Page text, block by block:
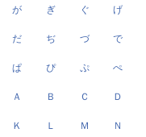
が ぎ ぐ げ
だ ぢ づ で
ぱ ぴ ぷ ぺ
Ａ Ｂ Ｃ Ｄ
Ｋ Ｌ Ｍ Ｎ